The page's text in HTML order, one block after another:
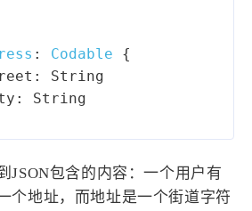
: Codable
{
String
String
JSON包含的内容：一个用户有
个地址，而地址是一个街道字符